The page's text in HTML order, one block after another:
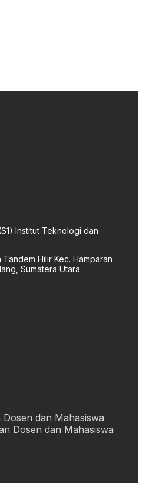
Institut Teknologi dan
Hilir Kec. Hamparan
Sumatera Utara
dan Mahasiswa
Dosen dan Mahasiswa